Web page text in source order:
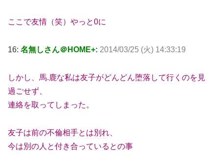
ここで友情（笑）やっと0に
16: 名無しさん＠HOME+: 2014/03/25 (火) 14:33:19
しかし、馬.鹿な私は友子がどんどん堕落して行くのを見
過ごせず、
連絡を取ってしまった。
友子は前の不倫相手とは別れ、
今は別の人と付き合っているとの事